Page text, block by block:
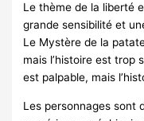
Le thème de la liberté
grande sensibilité et
Le Mystère de la
mais l’histoire est trop
est palpable, mais
Les personnages sont